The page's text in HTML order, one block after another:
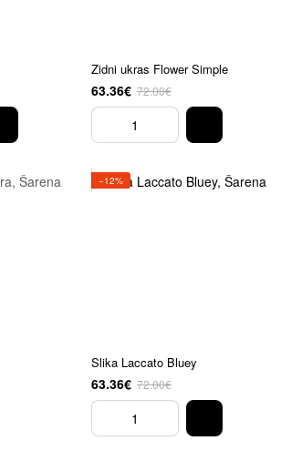
Zidni ukras Flower Simple
63.36€ 72.00€
−12%
Slika Laccato Bluey
63.36€ 72.00€